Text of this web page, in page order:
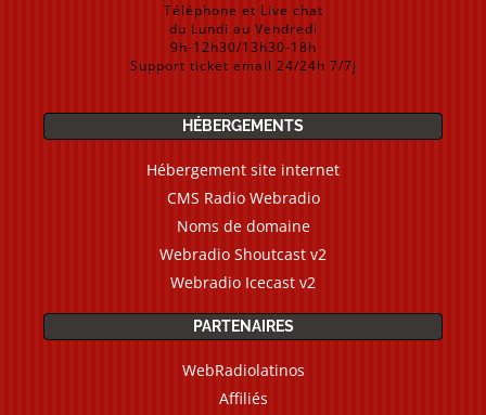
Téléphone et Live chat
du Lundi au Vendredi
9h-12h30/13h30-18h
Support ticket email 24/24h 7/7j
HÉBERGEMENTS
Hébergement site internet
CMS Radio Webradio
Noms de domaine
Webradio Shoutcast v2
Webradio Icecast v2
PARTENAIRES
WebRadiolatinos
Affiliés